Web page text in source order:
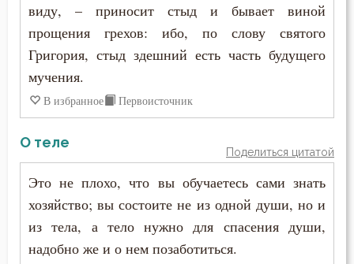
Гнев
Гордость
Дело
Дети
Добро
Друг
Григорий Великий (Двоеслов)
Григорий Нисский
Григорий Палама
Диадох
виду, – приносит стыд и бывает виной
прощения грехов: ибо, по слову святого
Григория, стыд здешний есть часть будущего
мучения.
В избранное Первоисточник
О теле
Поделиться цитатой
Это не плохо, что вы обучаетесь сами знать
хозяйство; вы состоите не из одной души, но и
из тела, а тело нужно для спасения души,
надобно же и о нем позаботиться.